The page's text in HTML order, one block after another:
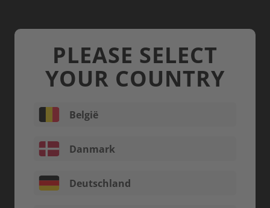
PLEASE SELECT
YOUR COUNTRY
België
Danmark
Deutschland